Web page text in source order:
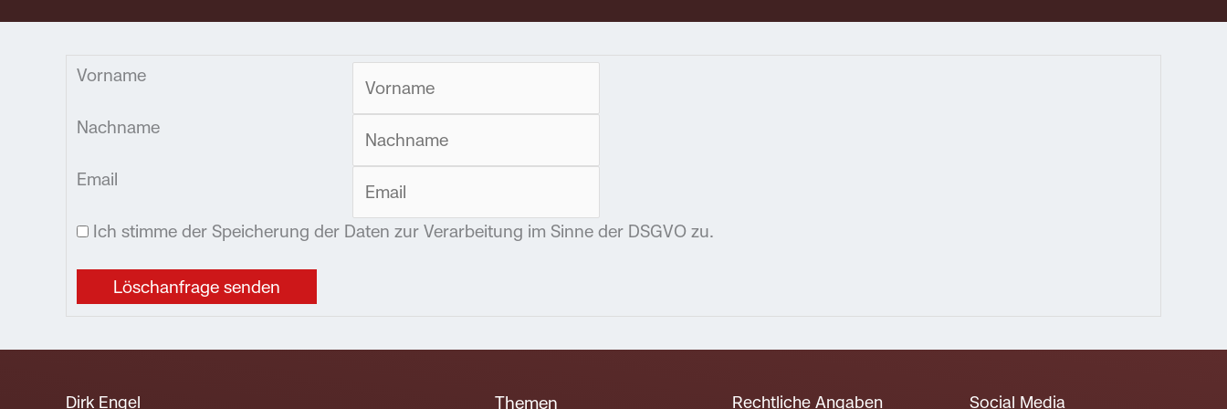
Vorname
Nachname
Email
Ich stimme der Speicherung der Daten zur Verarbeitung im Sinne der DSGVO zu.
Dirk Engel Themen Rechtliche Angaben Social Media